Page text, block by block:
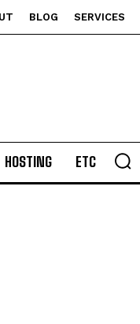
BLOG SERVICES
HOSTING ETC